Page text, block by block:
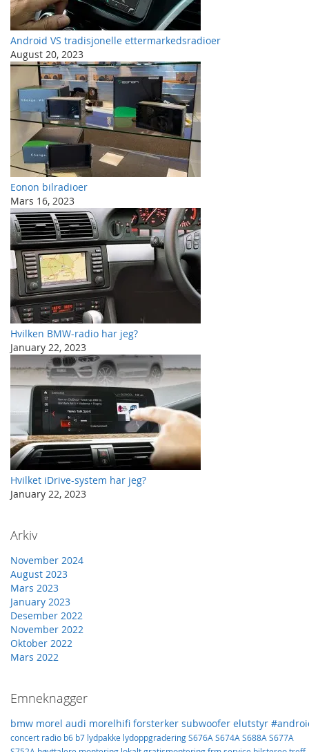
Android VS tradisjonelle ettermarkedsradioer
August 20, 2023
Eonon bilradioer
Mars 16, 2023
Hvilken BMW-radio har jeg?
January 22, 2023
Hvilket iDrive-system har jeg?
January 22, 2023
Arkiv
November 2024
August 2023
Mars 2023
January 2023
Desember 2022
November 2022
Oktober 2022
Mars 2022
Emneknagger
bmw morel audi morelhifi forsterker subwoofer elutstyr
concert radio b6 b7 lydpakke lydoppgraderingS676A S674A S688A S677A